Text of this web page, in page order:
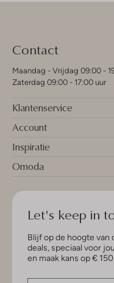
Contact
Maandag - Vrijdag 09:00 -
Zaterdag 09:00 - 17:00 uur
Klantenservice
Account
Inspiratie
Omoda
Let's keep in
Blijf op de hoogte van
deals, speciaal voor
en maak kans op €